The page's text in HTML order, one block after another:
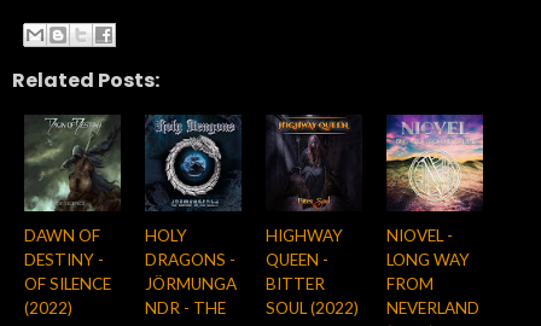
Related Posts:
DAWN OF
DESTINY -
OF SILENCE
(2022)
HOLY
DRAGONS -
JÖRMUNGA
NDR - THE
HIGHWAY
QUEEN -
BITTER
SOUL (2022)
NIOVEL -
LONG WAY
FROM
NEVERLAND